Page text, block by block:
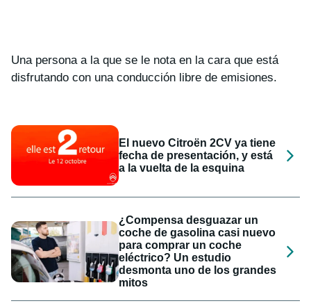
Una persona a la que se le nota en la cara que está
disfrutando con una conducción libre de emisiones.
El nuevo Citroën 2CV ya tiene
fecha de presentación, y está
a la vuelta de la esquina
¿Compensa desguazar un
coche de gasolina casi nuevo
para comprar un coche
eléctrico? Un estudio
desmonta uno de los grandes
mitos